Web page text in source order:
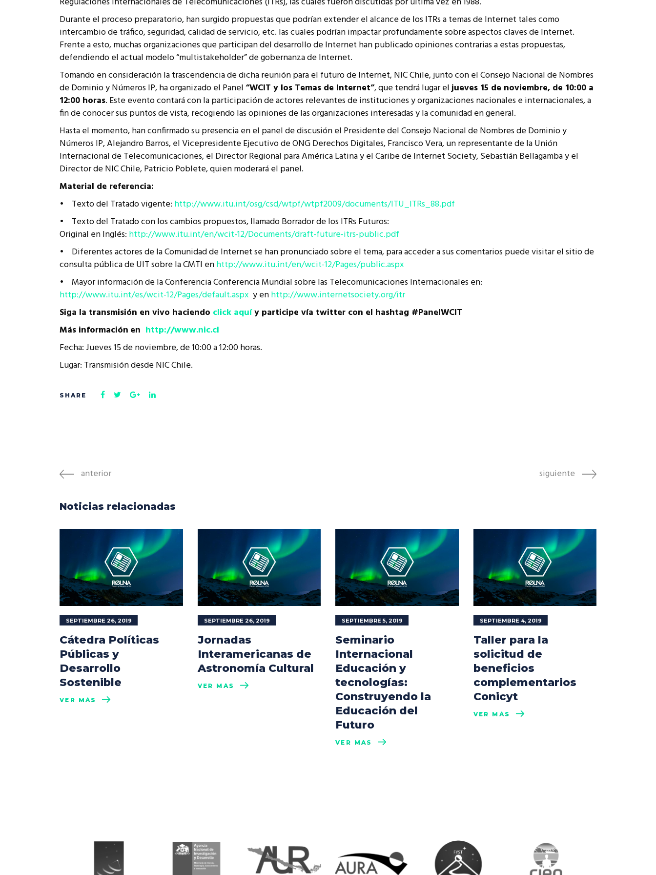
Cumplimiento Legal
Representantes Técnicos
Cómo integrarse a REUNA
Durante el proceso preparatorio, han surgido propuestas que podrían extender el alcance de los ITRs a temas de Internet tales como
intercambio de tráfico, seguridad, calidad de servicio, etc. las cuales podrían impactar profundamente sobre aspectos claves de Internet.
Frente a esto, muchas organizaciones que participan del desarrollo de Internet han publicado opiniones contrarias a estas propuestas,
defendiendo el actual modelo “multistakeholder” de gobernanza de Internet.
Tomando en consideración la trascendencia de dicha reunión para el futuro de Internet, NIC Chile, junto con el Consejo Nacional de Nombres
de Dominio y Números IP, ha organizado el Panel“WCIT y los Temas de Internet”, que tendrá lugar eljueves 15 de noviembre, de 10:00 a
12:00 horas. Este evento contará con la participación de actores relevantes de instituciones y organizaciones nacionales e internacionales, a
fin de conocer sus puntos de vista, recogiendo las opiniones de las organizaciones interesadas y la comunidad en general.
Hasta el momento, han confirmado su presencia en el panel de discusión el Presidente del Consejo Nacional de Nombres de Dominio y
Números IP, Alejandro Barros, el Vicepresidente Ejecutivo de ONG Derechos Digitales, Francisco Vera, un representante de la Unión
Internacional de Telecomunicaciones, el Director Regional para América Latina y el Caribe de Internet Society, Sebastián Bellagamba y el
Director de NIC Chile, Patricio Poblete, quien moderará el panel.
Material de referencia:
• Texto del Tratado vigente: http://www.itu.int/osg/csd/wtpf/wtpf2009/documents/ITU_ITRs_88.pdf
• Texto del Tratado con los cambios propuestos, llamado Borrador de los ITRs Futuros:
Original en Inglés: http://www.itu.int/en/wcit-12/Documents/draft-future-itrs-public.pdf
• Diferentes actores de la Comunidad de Internet se han pronunciado sobre el tema, para acceder a sus comentarios puede visitar el sitio de
consulta pública de UIT sobre la CMTI enhttp://www.itu.int/en/wcit-12/Pages/public.aspx
• Mayor información de la Conferencia Conferencia Mundial sobre las Telecomunicaciones Internacionales en:
http://www.itu.int/es/wcit-12/Pages/default.aspx y enhttp://www.internetsociety.org/itr
Siga la transmisión en vivo haciendo click aquíy participe vía twitter con el hashtag #PanelWCIT
Más información en http://www.nic.cl
Fecha: Jueves 15 de noviembre, de 10:00 a 12:00 horas.
Lugar: Transmisión desde NIC Chile.
anterior siguiente
Noticias relacionadas
SEPTIEMBRE 26, 2019
Cátedra Políticas
Públicas y
Desarrollo
Sostenible
VER MÁS
SEPTIEMBRE 26, 2019
Jornadas
Interamericanas de
Astronomía Cultural
VER MÁS
SEPTIEMBRE 5, 2019
Seminario
Internacional
Educación y
tecnologías:
Construyendo la
Educación del
Futuro
VER MÁS
SEPTIEMBRE 4, 2019
Taller para la
solicitud de
beneficios
complementarios
Conicyt
VER MÁS